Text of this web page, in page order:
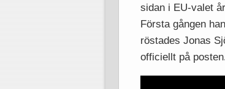
sidan i EU-valet
Första gången
röstades Jonas
officiellt på